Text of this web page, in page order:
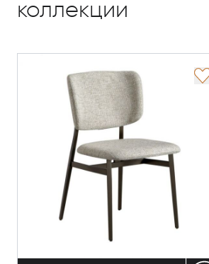
коллекции